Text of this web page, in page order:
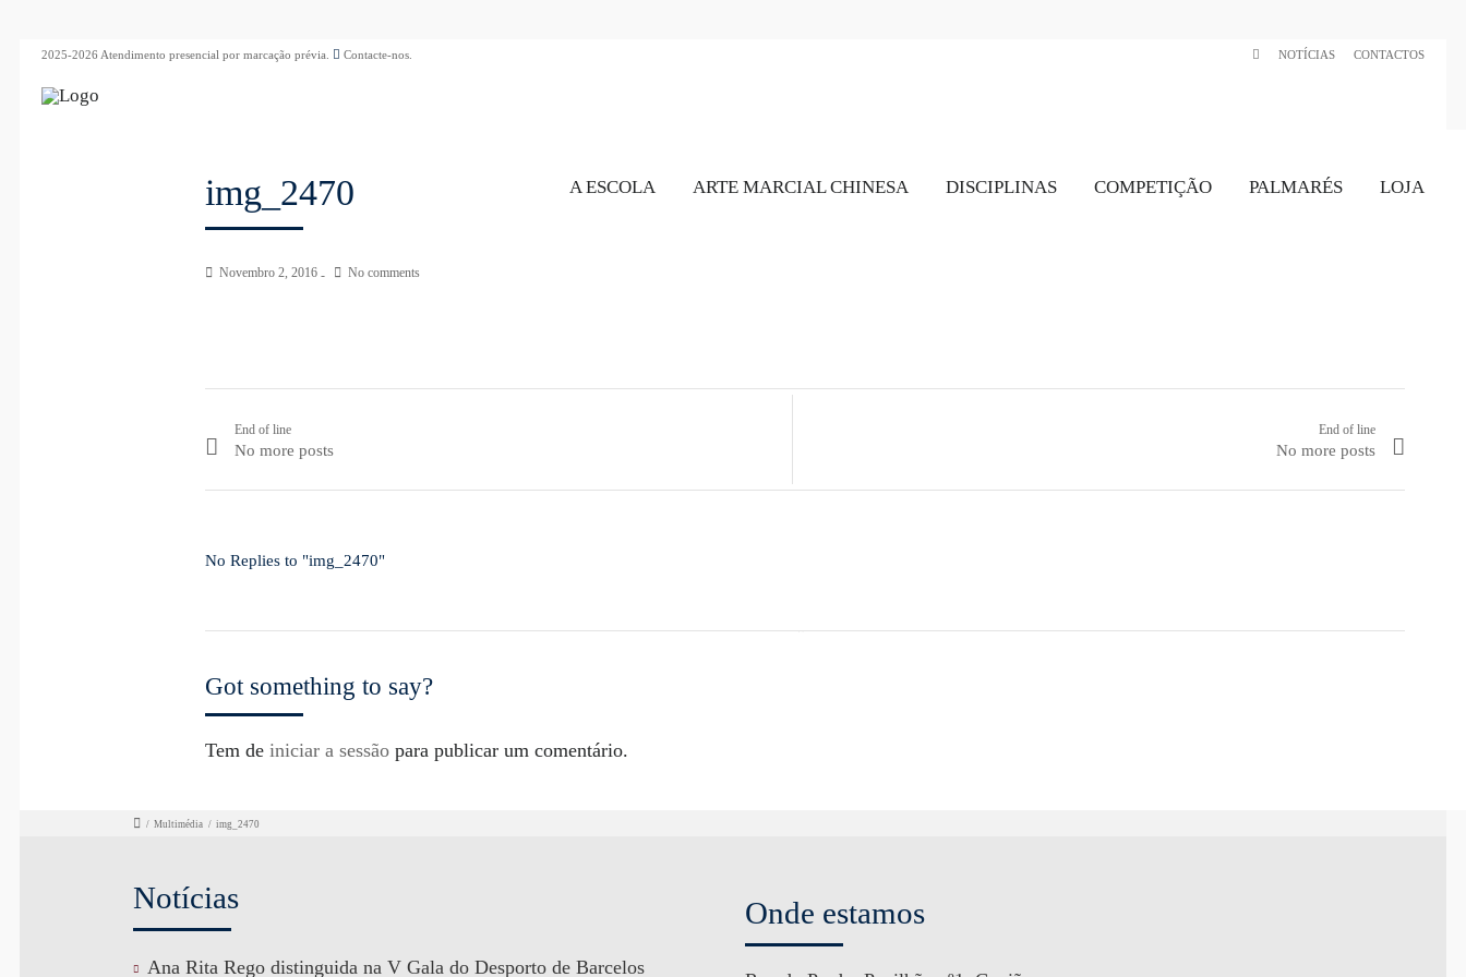
2025-2026 Atendimento presencial por marcação prévia. Contacte-nos. NOTÍCIAS CONTACTOS
A ESCOLA ARTE MARCIAL CHINESA DISCIPLINAS COMPETIÇÃO PALMARÉS LOJA
img_2470
Novembro 2, 2016 No comments
End of line
No more posts
End of line
No more posts
No Replies to "img_2470"
Got something to say?
Tem de iniciar a sessãopara publicar um comentário.
/ Multimédia / img_2470
Notícias
Ana Rita Rego distinguida na V Gala do Desporto de Barcelos
Onde estamos